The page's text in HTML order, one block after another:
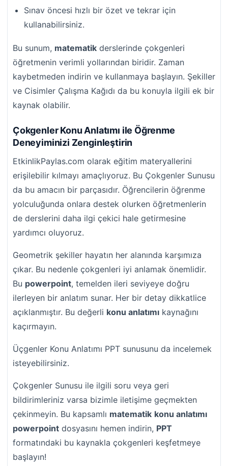
Sınav öncesi hızlı bir özet ve tekrar için
kullanabilirsiniz.
Bu sunum, matematik derslerinde çokgenleri
öğretmenin verimli yollarından biridir. Zaman
kaybetmeden indirin ve kullanmaya başlayın. Şekiller
ve Cisimler Çalışma Kağıdı da bu konuyla ilgili ek bir
kaynak olabilir.
Çokgenler Konu Anlatımı ile Öğrenme
Deneyiminizi Zenginleştirin
EtkinlikPaylas.com olarak eğitim materyallerini
erişilebilir kılmayı amaçlıyoruz. Bu Çokgenler Sunusu
da bu amacın bir parçasıdır. Öğrencilerin öğrenme
yolculuğunda onlara destek olurken öğretmenlerin
de derslerini daha ilgi çekici hale getirmesine
yardımcı oluyoruz.
Geometrik şekiller hayatın her alanında karşımıza
çıkar. Bu nedenle çokgenleri iyi anlamak önemlidir.
Bu powerpoint, temelden ileri seviyeye doğru
ilerleyen bir anlatım sunar. Her bir detay dikkatlice
açıklanmıştır. Bu değerli konu anlatımı kaynağını
kaçırmayın.
Üçgenler Konu Anlatımı PPT sunusunu da incelemek
isteyebilirsiniz.
Çokgenler Sunusu ile ilgili soru veya geri
bildirimleriniz varsa bizimle iletişime geçmekten
çekinmeyin. Bu kapsamlı matematik konu anlatımı
powerpoint dosyasını hemen indirin, PPT
formatındaki bu kaynakla çokgenleri keşfetmeye
başlayın!